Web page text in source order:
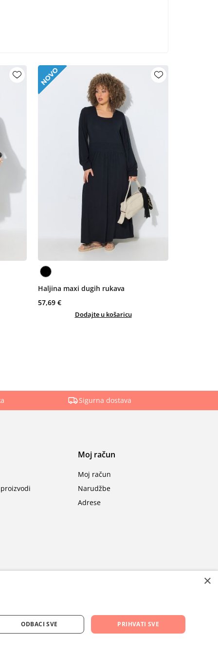
Haljina maxi dugih rukava
57,69 €
Dodajte u košaricu
Sigurna dostava
Moj račun
Moj račun
Narudžbe
Adrese
×
PRIHVATI SVE
ODBACI SVE